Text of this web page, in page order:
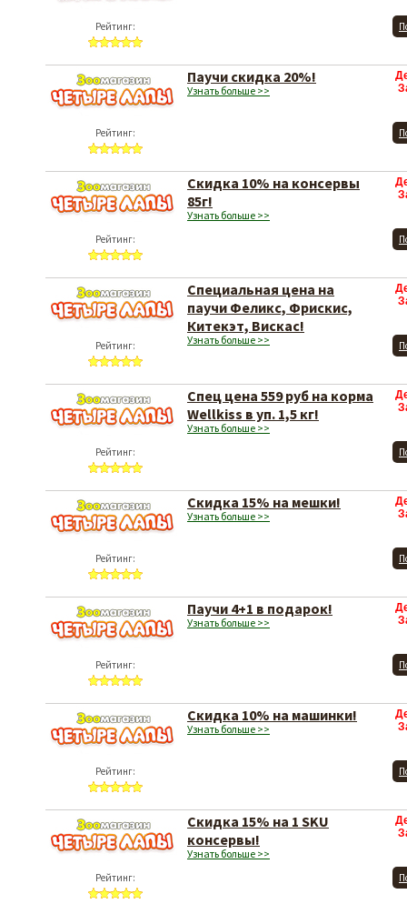
Рейтинг:
Рейтинг:
Паучи скидка 20%!
Узнать больше >>
Рейтинг:
Скидка 10% на консервы
85г!
Узнать больше >>
Рейтинг:
Специальная цена на
паучи Феликс, Фрискис,
Китекэт, Вискас!
Узнать больше >>
Рейтинг:
Спец цена 559 руб на корма
Wellkiss в уп. 1,5 кг!
Узнать больше >>
Рейтинг:
Скидка 15% на мешки!
Узнать больше >>
Рейтинг:
Паучи 4+1 в подарок!
Узнать больше >>
Рейтинг:
Скидка 10% на машинки!
Узнать больше >>
Рейтинг:
Скидка 15% на 1 SKU
консервы!
Узнать больше >>